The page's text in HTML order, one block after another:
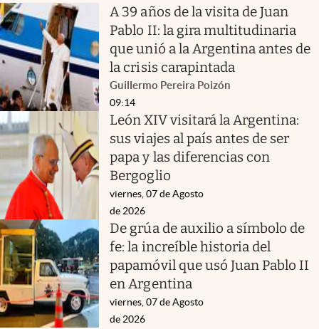
A 39 años de la visita de Juan
Pablo II: la gira multitudinaria
que unió a la Argentina antes de
la crisis carapintada
Guillermo Pereira Poizón
09:14
León XIV visitará la Argentina:
sus viajes al país antes de ser
papa y las diferencias con
Bergoglio
viernes, 07 de Agosto
de 2026
De grúa de auxilio a símbolo de
fe: la increíble historia del
papamóvil que usó Juan Pablo II
en Argentina
viernes, 07 de Agosto
de 2026